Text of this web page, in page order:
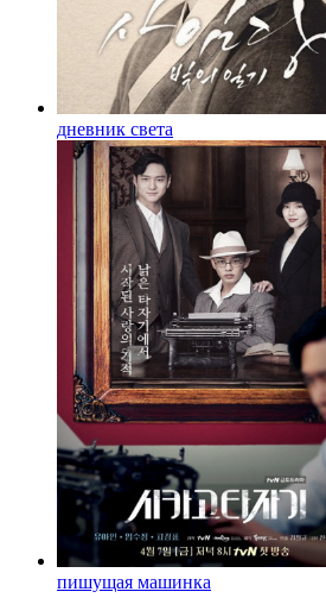
дневник света
пишущая машинка